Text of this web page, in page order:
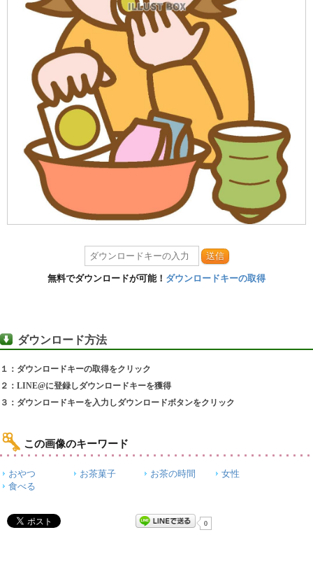
送信
無料でダウンロードが可能！ ダウンロードキーの取得
ダウンロード方法
１：ダウンロードキーの取得をクリック
２：LINE@に登録しダウンロードキーを獲得
３：ダウンロードキーを入力しダウンロードボタンをクリック
この画像のキーワード
おやつ お茶菓子 お茶の時間
女性
食べる
0